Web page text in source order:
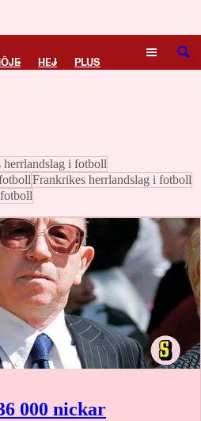
HEJ PLUS SÖK
herrlandslag i fotboll
Frankrikes herrlandslag i fotboll
000 nickar